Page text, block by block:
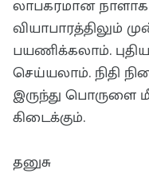
லாபகரமான நாளாக
வியாபாரத்திலும்
பயணிக்கலாம்.
செய்யலாம். நிதி
இருந்து பொருளை
கிடைக்கும்.
தனுசு